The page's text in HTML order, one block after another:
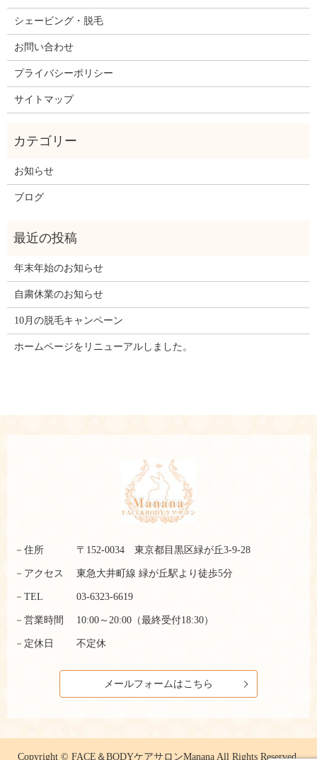
シェービング・脱毛
お問い合わせ
プライバシーポリシー
サイトマップ
お知らせ
ブログ
年末年始のお知らせ
自粛休業のお知らせ
10月の脱毛キャンペーン
ホームページをリニューアルしました。
住所 〒152-0034 東京都目黒区緑が丘3-9-28
アクセス 東急大井町線 緑が丘駅より徒歩5分
TEL 03-6323-6619
営業時間 10:00～20:00（最終受付18:30）
定休日 不定休
メールフォームはこちら
Copyright © FACE＆BODYケアサロンManana All Rights Reserved.